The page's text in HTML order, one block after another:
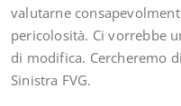
valutarne
pericolosità. Ci vorrebbe
di modifica. Cercheremo
Sinistra FVG.